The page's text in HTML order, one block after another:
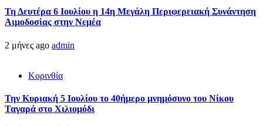
Τη Δευτέρα 6 Ιουλίου η 14η Μεγάλη Περιφερειακή Συνάντηση
Αιμοδοσίας στην Νεμέα
2 μήνες ago admin
Κορινθία
Την Κυριακή 5 Ιουλίου το 40ήμερο μνημόσυνο του Νίκου
Ταγαρά στο Χιλιομόδι